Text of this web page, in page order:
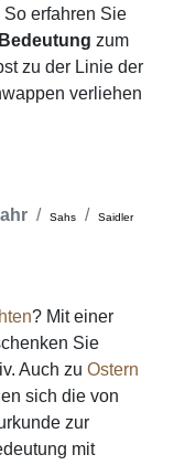
So erfahren Sie
zum
zu der Linie der
verliehen
Sahs
Saidler
? Mit einer
Sie
Auch zu Ostern
sich die von
zur
mit